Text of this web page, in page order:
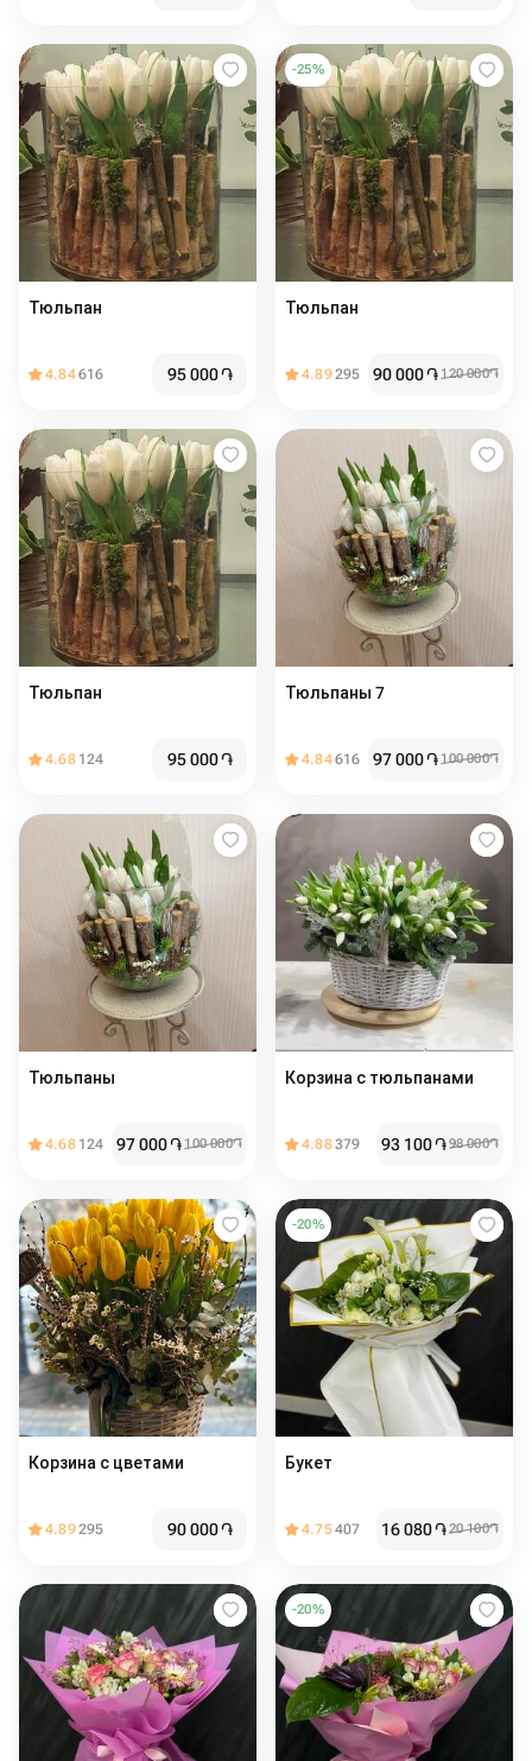
Тюльпан
4.84616 95 000֏
-25%
Тюльпан
4.89295 90 000֏ 120 000֏
Тюльпан
4.68 124 95 000֏
Тюльпаны 7
4.84616 97 000֏ 100 000֏
Тюльпаны
4.68 124 97 000֏ 100 000֏
Корзина с тюльпанами
4.88379 93 100֏98 000֏
Корзина с цветами
4.89295 90 000֏
-20%
Букет
4.75407 16 080֏20 100֏
-20%